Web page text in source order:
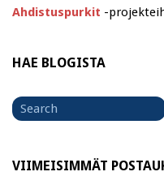
Ahdistuspurkit -
HAE BLOGISTA
Search
for
VIIMEISIMMÄT